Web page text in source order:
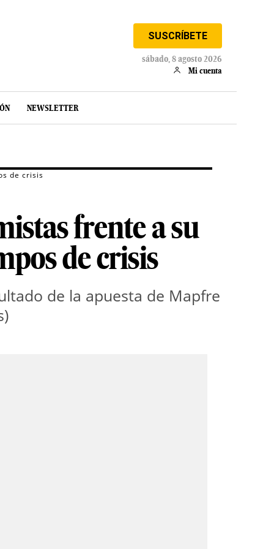
SUSCRÍBETE
sábado, 8 agosto 2026
Mi cuenta
NEWSLETTER
de crisis
frente a su
de crisis
de la apuesta de Mapfre